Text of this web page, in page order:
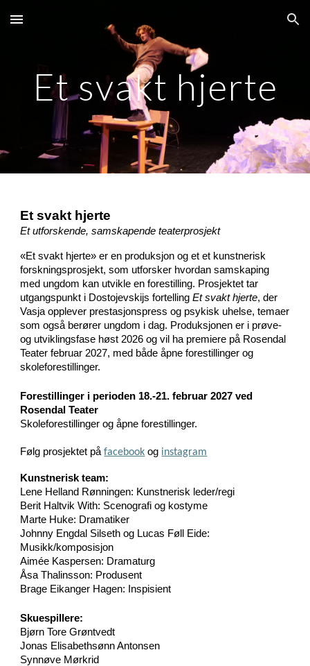
Skip to main content Skip to navigation
Et svakt hjerte
Et svakt hjerte
Et utforskende, samskapende teaterprosjekt
«Et svakt hjerte» er en produksjon og et et kunstnerisk
forskningsprosjekt, som utforsker hvordan samskaping
med ungdom kan utvikle en forestilling. Prosjektet tar
utgangspunkt i Dostojevskijs fortellingEt svakt hjerte, der
Vasja opplever prestasjonspress og psykisk uhelse, temaer
som også berører ungdom i dag. Produksjonen er i prøve-
og utviklingsfase høst 2026 og vil ha premiere på Rosendal
Teater februar 2027, med både åpne forestillinger og
skoleforestillinger.
Forestillinger i perioden 18.-21. februar 2027 ved
Rosendal Teater
Skoleforestillinger og åpne forestillinger.
Følg prosjektet påfacebook og instagram
Kunstnerisk team:
Lene Helland Rønningen: Kunstnerisk leder/regi
Berit Haltvik With: Scenografi og kostyme
Marte Huke: Dramatiker
Johnny Engdal Silseth og Lucas Føll Eide:
Musikk/komposisjon
Aimée Kaspersen: Dramaturg
Åsa Thalinsson: Produsent
Brage Eikanger Hagen: Inspisient
Skuespillere:
Bjørn Tore Grøntvedt
Jonas Elisabethsønn Antonsen
Synnøve Mørkrid